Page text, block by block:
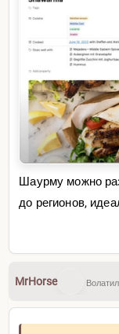
Шаурму можно
до регионов,
MrHorse